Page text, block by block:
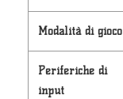
Modalità di gioco
Periferiche di
input